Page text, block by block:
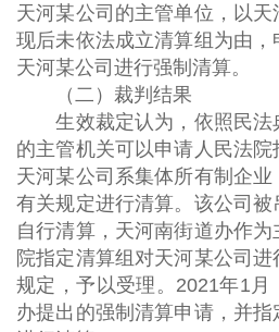
天河某公司的主管单位，以
现后未依法成立清算组为由
天河某公司进行强制清算。
（二）裁判结果
生效裁定认为，依照民法
的主管机关可以申请人民法院
天河某公司系集体所有制企
有关规定进行清算。该公司
自行清算，天河南街道办作
院指定清算组对天河某公司
规定，予以受理。2021年1月
办提出的强制清算申请，并指